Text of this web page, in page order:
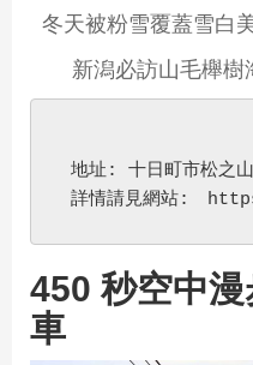
冬天被粉雪覆蓋雪白
新潟必訪山毛櫸樹
地址: 十日町市松之
詳情請見網站:　
450 秒空中
車